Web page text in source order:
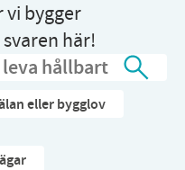
vi bygger
här!
eller bygglov